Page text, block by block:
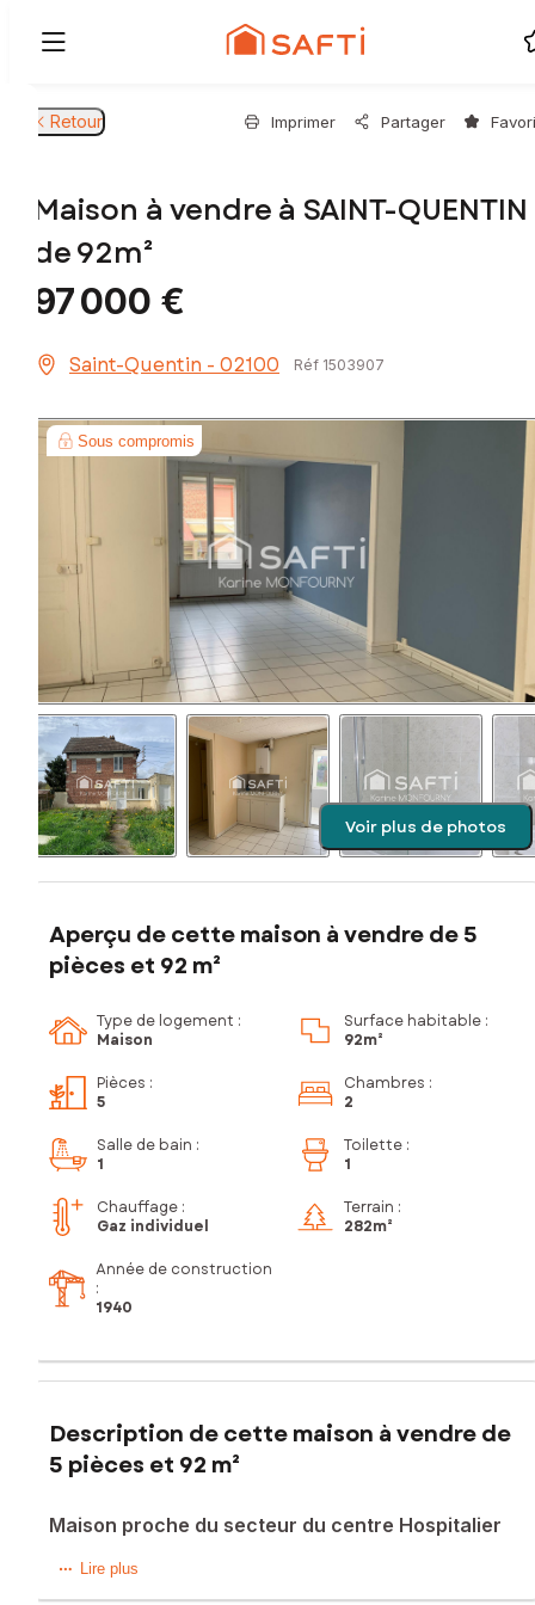
Retour Imprimer Partager
Maison à vendre à SAINT-QUENTIN
de 92m²
97 000 €
Saint-Quentin - 02100 Réf 1503907
Sous compromis
Voir plus de photos
Aperçu de cette maison à vendre de 5
pièces et 92 m²
Type de logement :
Maison
Surface habitable :
92m²
Pièces :
5
Chambres :
2
Salle de bain :
1
Toilette :
1
Chauffage :
Gaz individuel
Terrain :
282m²
Année de construction
:
1940
Description de cette maison à vendre de
5 pièces et 92 m²
Maison proche du secteur du centre Hospitalier
Située à Saint-Quentin (02100), cette maison bénéficie d'un
Lire plus